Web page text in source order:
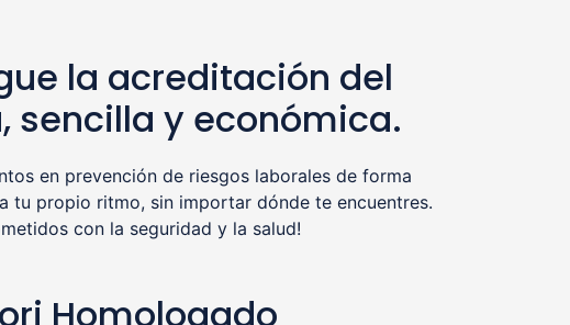
la acreditación del
sencilla y económica.
en prevención de riesgos laborales de forma
tu propio ritmo, sin importar dónde te encuentres.
con la seguridad y la salud!
Homologado